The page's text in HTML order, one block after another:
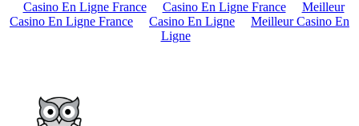
Casino En Ligne France Casino En Ligne France
Meilleur
Casino En Ligne France
Casino En Ligne
Meilleur Casino En
Ligne